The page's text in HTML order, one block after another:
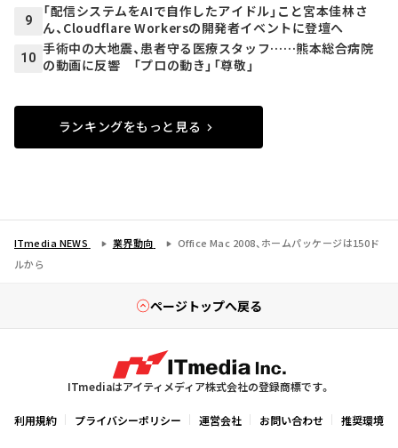
9
「配信システムをAIで自作したアイドル」こと宮本佳林さ
ん、Cloudflare Workersの開発者イベントに登壇へ
10
手術中の大地震、患者守る医療スタッフ……熊本総合病院
の動画に反響 「プロの動き」「尊敬」
ランキングをもっと見る
ITmedia NEWS 業界動向
Office Mac 2008、ホームパッケージは150ド
ルから
ページトップへ戻る
ITmediaはアイティメディア株式会社の登録商標です。
利用規約 プライバシーポリシー 運営会社 お問い合わせ 推奨環境